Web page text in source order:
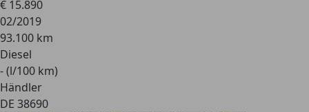
€ 15.890
02/2019
93.100 km
Diesel
- (l/100 km)
Händler
DE 38690